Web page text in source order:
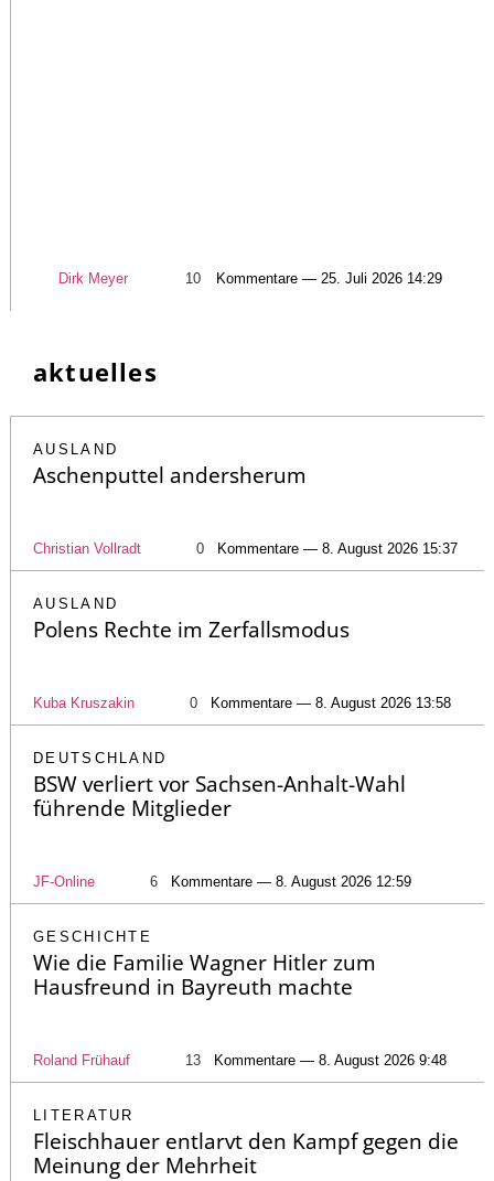
Dirk Meyer 10 Kommentare — 25. Juli 2026 14:29
aktuelles
AUSLAND
Aschenputtel andersherum
Christian Vollradt 0 Kommentare — 8. August 2026 15:37
AUSLAND
Polens Rechte im Zerfallsmodus
Kuba Kruszakin 0 Kommentare — 8. August 2026 13:58
DEUTSCHLAND
BSW verliert vor Sachsen-Anhalt-Wahl
führende Mitglieder
JF-Online 6 Kommentare — 8. August 2026 12:59
GESCHICHTE
Wie die Familie Wagner Hitler zum
Hausfreund in Bayreuth machte
Roland Frühauf 13 Kommentare — 8. August 2026 9:48
LITERATUR
Fleischhauer entlarvt den Kampf gegen die
Meinung der Mehrheit